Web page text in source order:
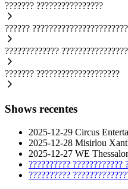
??????? ????????????????
??????
?????????????
??????? ????????????????????
Shows recentes
2025-12-29 Circus
2025-12-28 Misirlou
2025-12-27 WE
?????????? ????????????
??????????